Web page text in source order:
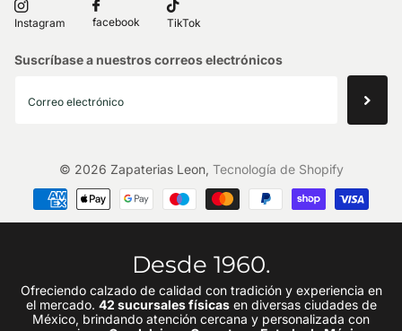
Instagram facebook TikTok
Suscríbase a nuestros correos electrónicos
© 2026 Zapaterias Leon, Tecnología de Shopify
Desde 1960.
Ofreciendo calzado de calidad con tradición y experiencia en
el mercado. 42 sucursales físicasen diversas ciudades de
México, brindando atención cercana y personalizada con